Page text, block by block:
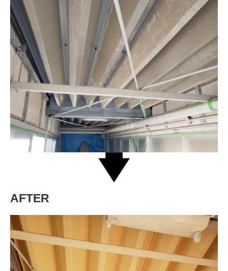
AFTER